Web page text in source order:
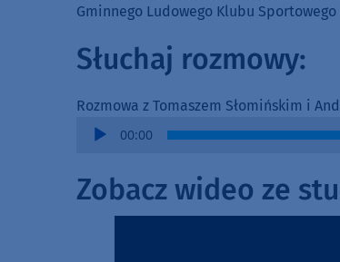
Gminnego Ludowego Klubu
Słuchaj rozmowy:
Rozmowa z Tomaszem Słomińskim i
Audio
00:00
Zobacz wideo ze